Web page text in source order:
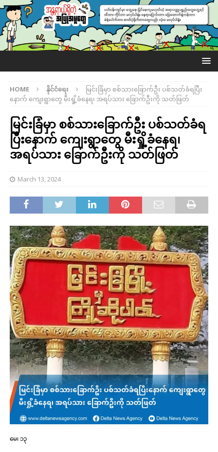
HOME နိုင်ငံရေး
မြင်းခြံမှာ စစ်သားခြောက်ဦး ပစ်သတ်ခံရပြီး
နောက် ကျေးရွာတွေ မီးရှို့ခံနေရ၊ အရပ်သား ခြောက်ဦးကို သတ်ဖြတ်
မြင်းခြံမှာ စစ်သားခြောက်ဦး ပစ်သတ်ခံရ
ပြီးနောက် ကျေးရွာတွေ မီးရှို့ခံနေရ၊
အရပ်သား ခြောက်ဦးကို သတ်ဖြတ်
March 13, 2024
မေ၊ ၁၃